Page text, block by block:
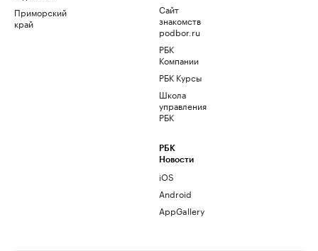
Приморский
край
Сайт
знакомств
podbor.ru
РБК
Компании
РБК Курсы
Школа
управления
РБК
РБК
Новости
iOS
Android
AppGallery